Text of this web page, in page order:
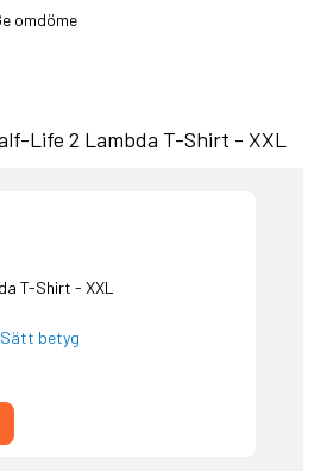
omdöme
Life 2 Lambda T-Shirt - XXL
T-Shirt - XXL
betyg